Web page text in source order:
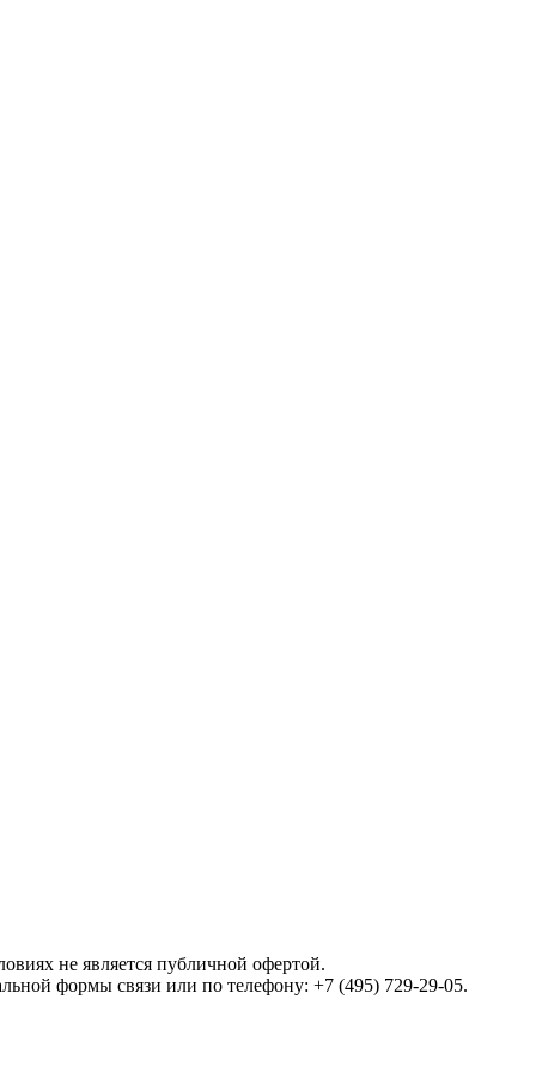
не является публичной офертой.
формы связи или по телефону: +7 (495) 729-29-05.